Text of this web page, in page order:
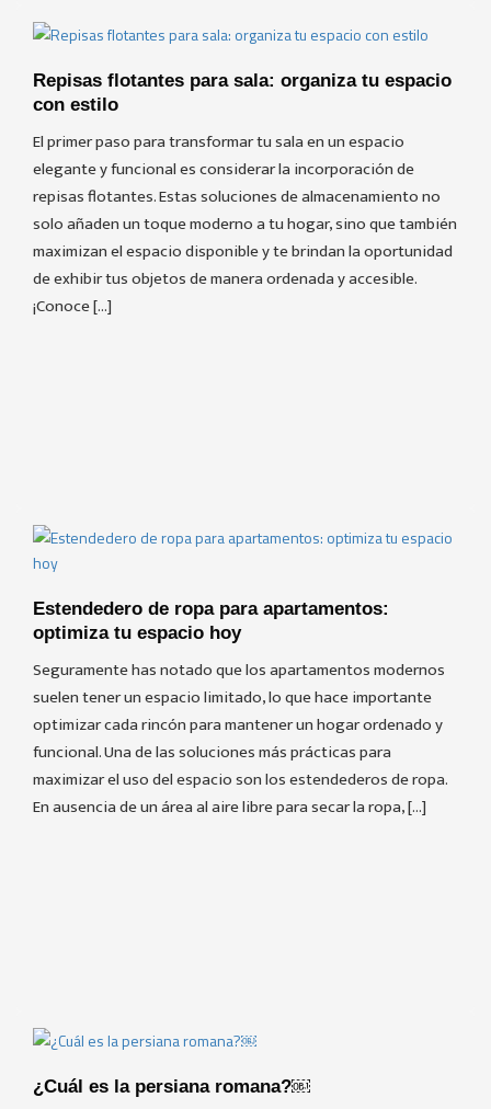
Repisas flotantes para sala: organiza tu espacio
con estilo
El primer paso para transformar tu sala en un espacio
elegante y funcional es considerar la incorporación de
repisas flotantes. Estas soluciones de almacenamiento no
solo añaden un toque moderno a tu hogar, sino que también
maximizan el espacio disponible y te brindan la oportunidad
de exhibir tus objetos de manera ordenada y accesible.
¡Conoce […]
Estendedero de ropa para apartamentos:
optimiza tu espacio hoy
Seguramente has notado que los apartamentos modernos
suelen tener un espacio limitado, lo que hace importante
optimizar cada rincón para mantener un hogar ordenado y
funcional. Una de las soluciones más prácticas para
maximizar el uso del espacio son los estendederos de ropa.
En ausencia de un área al aire libre para secar la ropa, […]
¿Cuál es la persiana romana?￼